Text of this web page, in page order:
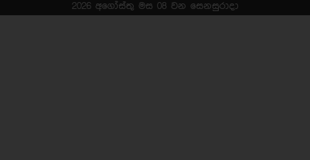
2026 අගෝස්තු මස 08 වන සෙනසුරාදා